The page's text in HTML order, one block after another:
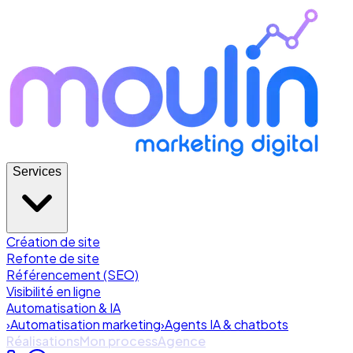
Services
Création de site
Refonte de site
Référencement (SEO)
Visibilité en ligne
Automatisation & IA
›Automatisation marketing›Agents IA & chatbots
RéalisationsMon processAgence